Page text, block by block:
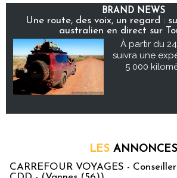
BRAND NEWS
Une route, des voix, un regard :
australien en direct sur
À partir du
suivra une
5 000
LES ANNONCES
CARREFOUR VOYAGES -